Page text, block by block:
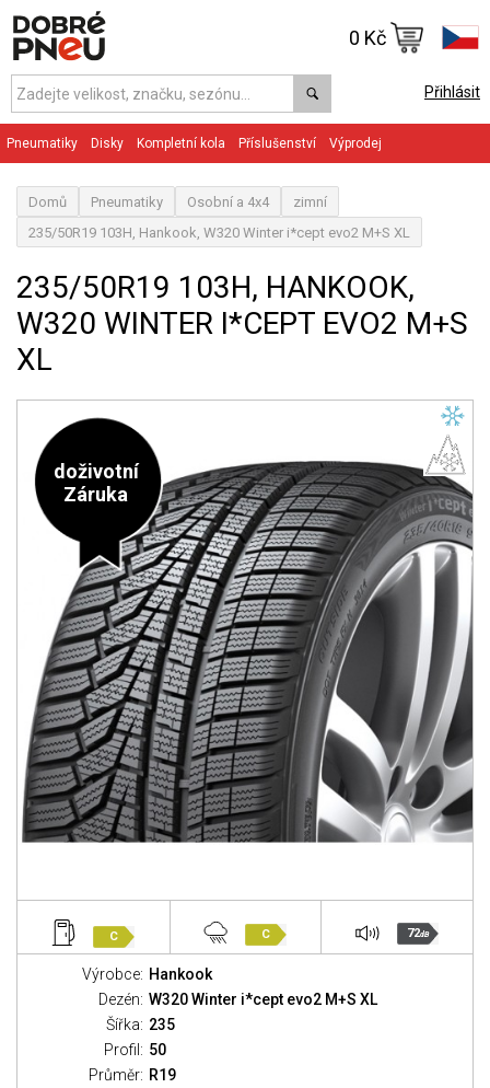
Přihlásit
0 Kč
Pneumatiky Disky Kompletní kola Příslušenství Výprodej
Domů Pneumatiky Osobní a 4x4
zimní
235/50R19 103H, Hankook, W320 Winter i*cept evo2 M+S XL
235/50R19 103H, HANKOOK,
W320 WINTER I*CEPT EVO2 M+S
XL
doživotní
Záruka
C C 72dB
Výrobce: Hankook
Dezén: W320 Winter i*cept evo2 M+S XL
Šířka: 235
Profil: 50
Průměr: R19